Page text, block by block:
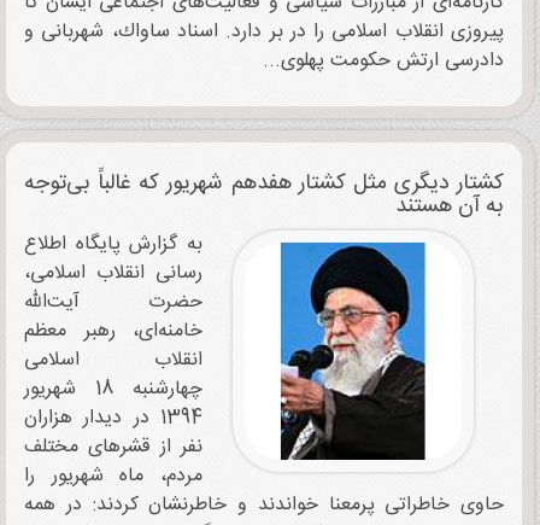
پیروزی انقلاب اسلامی را در بر دارد. اسناد ساواك، شهربانی و
دادرسی ارتش حکومت پهلوی...
کشتار دیگری مثل کشتار هفدهم شهریور که غالباً بی‌توجه
به آن هستند
به گزارش پایگاه اطلاع
رسانی انقلاب اسلامی،
حضرت آیت‌الله
خامنه‌ای، رهبر معظم
انقلاب اسلامی
چهارشنبه 18 شهریور
1394 در دیدار هزاران
نفر از قشرهای مختلف
مردم، ماه شهریور را
حاوی خاطراتی پرمعنا خواندند و خاطرنشان کردند: در همه‌